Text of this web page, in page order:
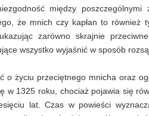
między poszczególnymi
że mnich czy kapłan to również
zarówno skrajnie
wszystko wyjaśnić w sposób
o życiu przeciętnego mnicha oraz
w 1325 roku, chociaż pojawia się
lat. Czas w powieści